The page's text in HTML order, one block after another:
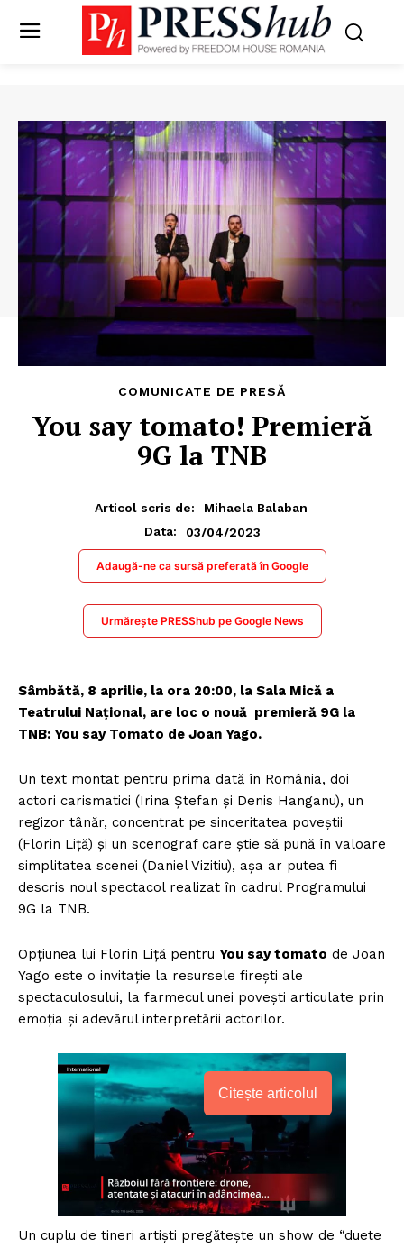
COMUNICATE DE PRESĂ
You say tomato! Premieră
9G la TNB
Articol scris de:
Mihaela Balaban
Data:
03/04/2023
Adaugă-ne ca sursă preferată în Google
Urmărește PRESShub pe Google News
Sâmbătă, 8 aprilie, la ora 20:00, la Sala Mică a
Teatrului Național, are loc o nouă premieră 9G la
TNB: You say Tomato de Joan Yago.
Un text montat pentru prima dată în România, doi
actori carismatici (Irina Ștefan și Denis Hanganu), un
regizor tânăr, concentrat pe sinceritatea poveștii
(Florin Liță) și un scenograf care știe să pună în valoare
simplitatea scenei (Daniel Vizitiu), așa ar putea fi
descris noul spectacol realizat în cadrul Programului
9G la TNB.
Opțiunea lui Florin Liță pentru You say tomato de Joan
Yago este o invitație la resursele firești ale
spectaculosului, la farmecul unei povești articulate prin
emoția și adevărul interpretării actorilor.
Citește articolul
Un cuplu de tineri artiști pregătește un show de “duete